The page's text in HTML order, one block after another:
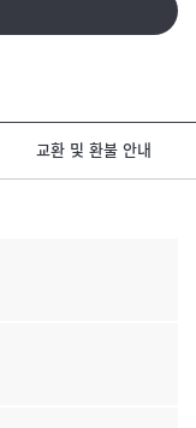
교환 및 환불 안내